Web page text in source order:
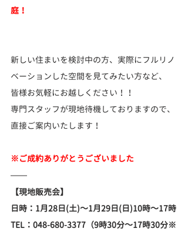
庭！
新しい住まいを検討中の方、実際にフルリノ
ベーションした空間を見てみたい方など、
皆様お気軽にお越しください！！
専門スタッフが現地待機しておりますので、
直接ご案内いたします！
※ご成約ありがとうございました
【現地販売会】
日時：1月28日(土)～1月29日(日)10時～17時
TEL：048-680-3377（9時30分～17時30分※